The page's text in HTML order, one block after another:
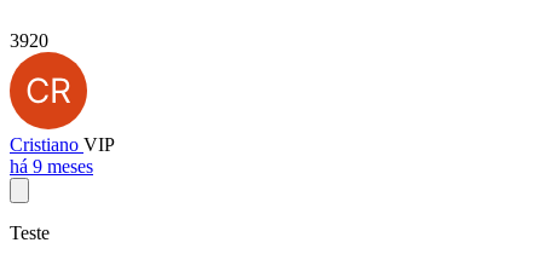
3920
Cristiano VIP
há 9 meses
Teste